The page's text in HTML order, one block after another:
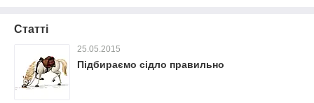
Статті
25.05.2015
Підбираємо сідло правильно